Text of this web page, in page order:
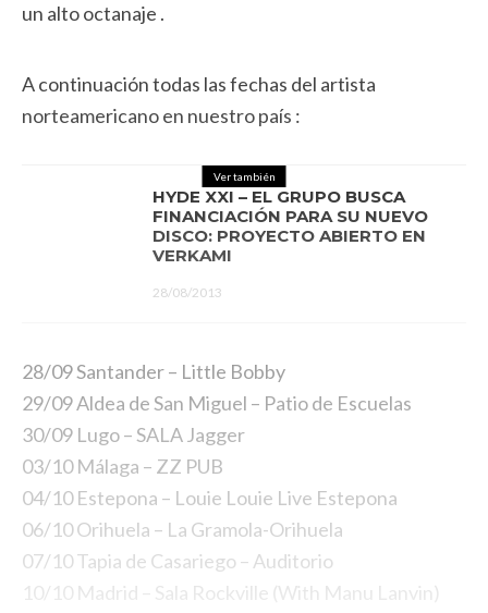
un alto octanaje .
A continuación todas las fechas del artista
norteamericano en nuestro país :
Ver también
HYDE XXI – EL GRUPO BUSCA
FINANCIACIÓN PARA SU NUEVO
DISCO: PROYECTO ABIERTO EN
VERKAMI
28/08/2013
28/09 Santander – Little Bobby
29/09 Aldea de San Miguel – Patio de Escuelas
30/09 Lugo – SALA Jagger
03/10 Málaga – ZZ PUB
04/10 Estepona – Louie Louie Live Estepona
06/10 Orihuela – La Gramola-Orihuela
07/10 Tapia de Casariego – Auditorio
10/10 Madrid – Sala Rockville (With Manu Lanvin)